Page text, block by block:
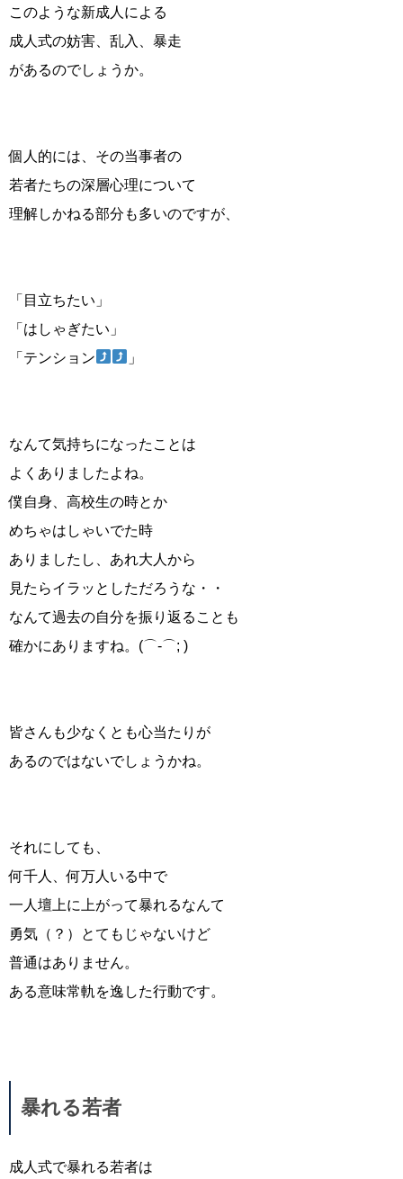
このような新成人による
成人式の妨害、乱入、暴走
があるのでしょうか。
個人的には、その当事者の
若者たちの深層心理について
理解しかねる部分も多いのですが、
「目立ちたい」
「はしゃぎたい」
「テンション
」
なんて気持ちになったことは
よくありましたよね。
僕自身、高校生の時とか
めちゃはしゃいでた時
ありましたし、あれ大人から
見たらイラッとしただろうな・・
なんて過去の自分を振り返ることも
確かにありますね。(⌒-⌒; )
皆さんも少なくとも心当たりが
あるのではないでしょうかね。
それにしても、
何千人、何万人いる中で
一人壇上に上がって暴れるなんて
勇気（？）とてもじゃないけど
普通はありません。
ある意味常軌を逸した行動です。
暴れる若者
成人式で暴れる若者は